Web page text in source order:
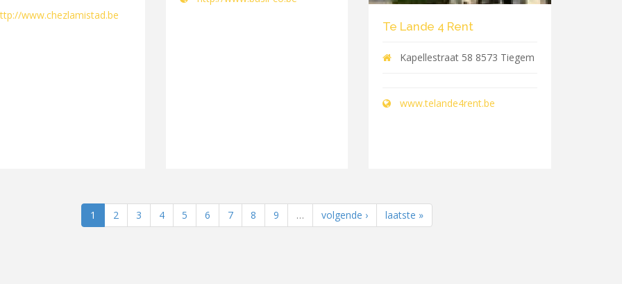
www.chezlamistad.be
Te Lande 4 Rent
Kapellestraat 58 8573 Tiegem
www.telande4rent.be
1 2 3 4 5 6 7 8 9 … volgende › laatste »